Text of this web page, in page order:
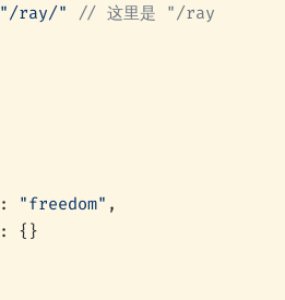
"/ray/" // 这里是 "/ray/"
: "freedom" ,
: {}